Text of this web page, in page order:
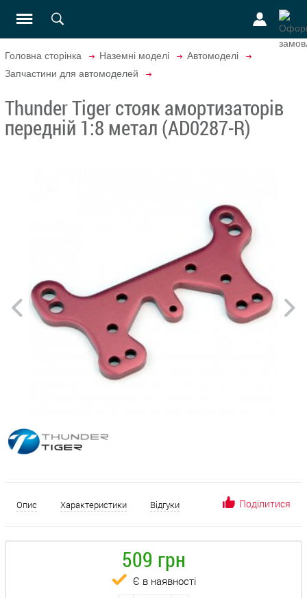
Головна сторінка Наземні моделі
Автомоделі
Запчастини для автомоделей
Thunder Tiger стояк амортизаторів
передній 1:8 метал (AD0287-R)
Опис Характеристики Відгуки Поділитися
509 грн
Є в наявності